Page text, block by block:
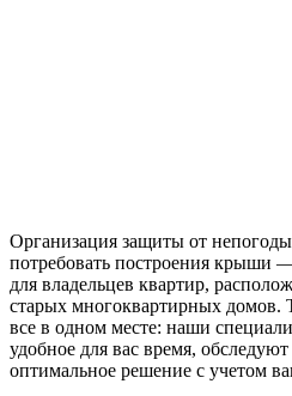
Организация защиты от
потребовать построения крыши
для владельцев квартир,
старых многоквартирных домов.
все в одном месте: наши
удобное для вас время,
оптимальное решение с учетом